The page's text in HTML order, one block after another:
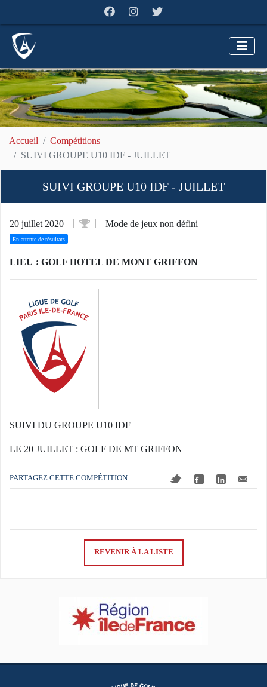
Accueil
Compétitions
SUIVI GROUPE U10 IDF - JUILLET
SUIVI GROUPE U10 IDF - JUILLET
20 juillet 2020 Mode de jeux non défini
En attente de résultats
LIEU : GOLF HOTEL DE MONT GRIFFON
SUIVI DU GROUPE U10 IDF
LE 20 JUILLET : GOLF DE MT GRIFFON
PARTAGEZ CETTE COMPÉTITION
REVENIR À LA LISTE